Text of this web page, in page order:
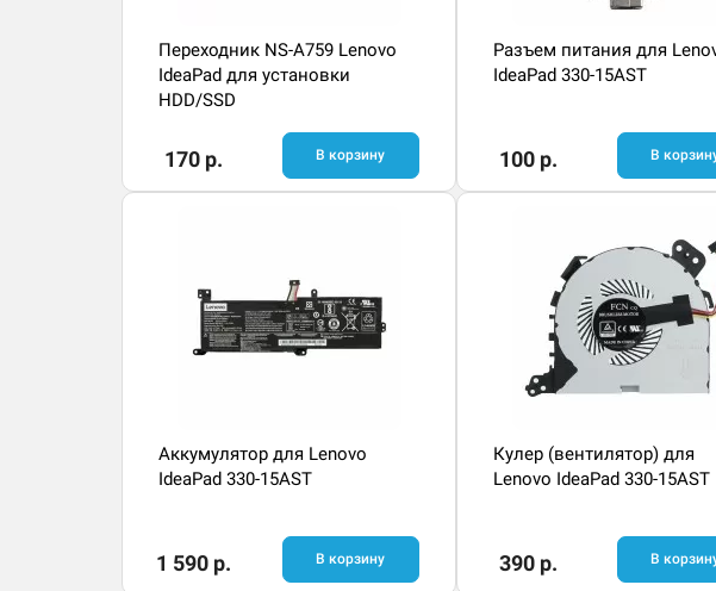
Переходник NS-A759 Lenovo
IdeaPad для установки
HDD/SSD
170 р. В корзину
Разъем питания для
IdeaPad 330-15AST
100 р. В
Аккумулятор для Lenovo
IdeaPad 330-15AST
1 590 р. В корзину
Кулер (вентилятор) для
Lenovo IdeaPad 330-15AST
390 р. В